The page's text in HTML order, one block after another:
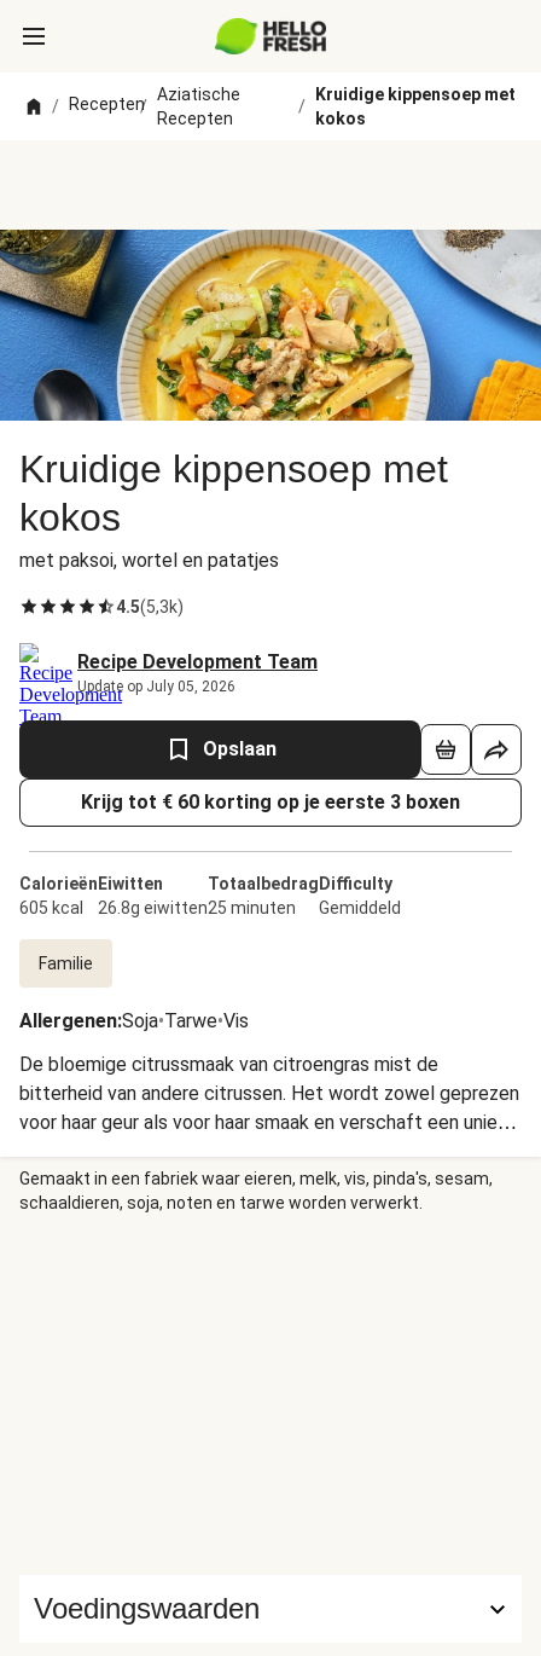
/ Recepten/
Aziatische
Recepten
/
Kruidige kippensoep met
kokos
Kruidige kippensoep met
kokos
met paksoi, wortel en patatjes
4.5(5,3k)
Recipe Development Team
Update op July 05, 2026
Opslaan
Krijg tot € 60 korting op je eerste 3 boxen
Calorieën
605 kcal
Eiwitten
26.8g eiwitten
Totaalbedrag
25 minuten
Difficulty
Gemiddeld
Familie
Allergenen:Soja•Tarwe•Vis
De bloemige citrussmaak van citroengras mist de
bitterheid van andere citrussen. Het wordt zowel geprezen
voor haar geur als voor haar smaak en verschaft een unieke
heldere frisheid.
Gemaakt in een fabriek waar eieren, melk, vis, pinda's, sesam,
schaaldieren, soja, noten en tarwe worden verwerkt.
Voedingswaarden